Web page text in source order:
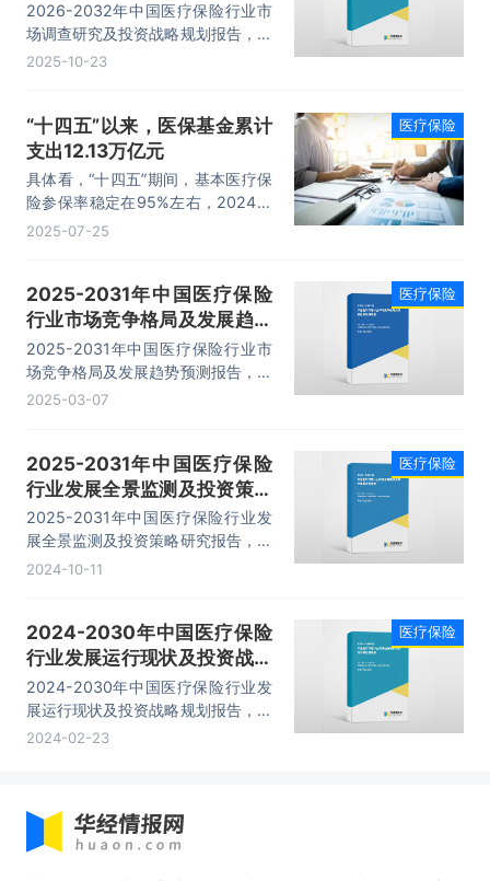
规划报告
2026-2032年中国医疗保险行业市
场调查研究及投资战略规划报告，主
要包括主要区域分析、重点企业分
2025-10-23
“十四五”以来，医保基金累计
支出12.13万亿元
具体看，“十四五”期间，基本医疗保
险参保率稳定在95%左右，2024年
度全国基本医保参保人数达到13.27
8000万人。职工和居民住院费用目
录内基金支付比例稳定在80%和
70%左右。职工医保门诊共济保障和
普通门诊费用统筹保障机制全面建
立。长期护理保险制度试点
2025-07-25
医疗保险
2025-2031年中国医疗保险
行业市场竞争格局及发展趋势
预测报告
2025-2031年中国医疗保险行业市
场竞争格局及发展趋势预测报告，主
要包括行业发展趋势预测分析、投资
2025-03-07
医疗保险
2025-2031年中国医疗保险
行业发展全景监测及投资策略
研究报告
2025-2031年中国医疗保险行业发
展全景监测及投资策略研究报告，主
要包括主要区域分析、重点企业分
2024-10-11
医疗保险
2024-2030年中国医疗保险
行业发展运行现状及投资战略
规划报告
2024-2030年中国医疗保险行业发
展运行现状及投资战略规划报告，主
要包括行业发展趋势预测分析、投资
2024-02-23
医疗保险